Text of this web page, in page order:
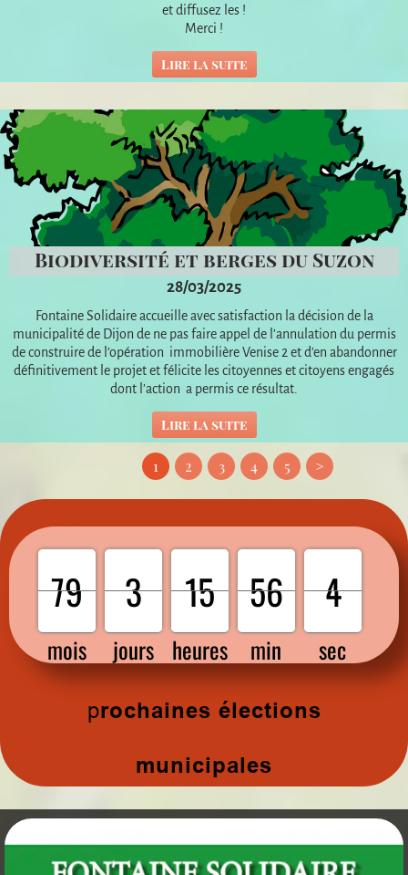
et diffusez les !
Merci !
Lire la suite
Biodiversité et berges du Suzon
28/03/2025
Fontaine Solidaire accueille avec satisfaction la décision de la
municipalité de Dijon de ne pas faire appel de l’annulation du permis
de construire de l’opération immobilière Venise 2 et d’en abandonner
définitivement le projet et félicite les citoyennes et citoyens engagés
dont l’action a permis ce résultat.
Lire la suite
1 2 3 4 5 >
79
79
0
mois
3
3
0
jours
15
15
0
heures
56
56
0
min
4
3
4
sec
prochaines élections
municipales